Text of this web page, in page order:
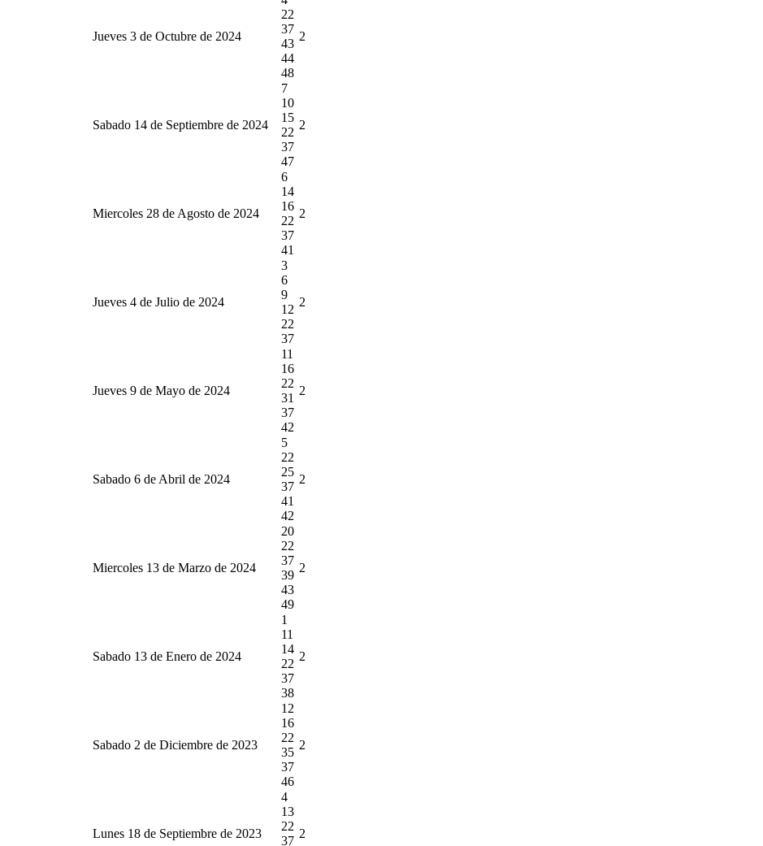
Jueves 3 de Octubre de 2024
22
37
43
44
48
2
Sabado 14 de Septiembre de 2024
7
10
15
22
37
47
2
Miercoles 28 de Agosto de 2024
6
14
16
22
37
41
2
Jueves 4 de Julio de 2024
3
6
9
12
22
37
2
Jueves 9 de Mayo de 2024
11
16
22
31
37
42
2
Sabado 6 de Abril de 2024
5
22
25
37
41
42
2
Miercoles 13 de Marzo de 2024
20
22
37
39
43
49
2
Sabado 13 de Enero de 2024
1
11
14
22
37
38
2
Sabado 2 de Diciembre de 2023
12
16
22
35
37
46
2
Lunes 18 de Septiembre de 2023
4
13
22
37
2